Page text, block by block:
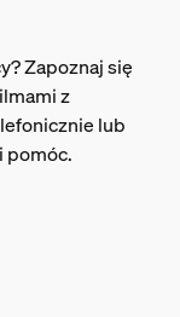
Zapoznaj się
z
lub
pomóc.